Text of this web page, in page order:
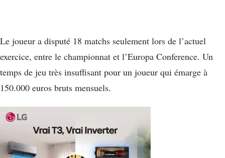
Le joueur a disputé 18 matchs seulement lors de l’actuel
exercice, entre le championnat et l’Europa Conference. Un
temps de jeu très insuffisant pour un joueur qui émarge à
150.000 euros bruts mensuels.